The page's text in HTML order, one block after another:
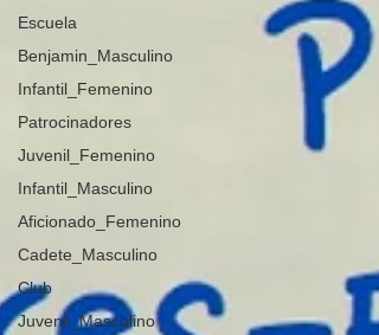
Escuela
Benjamin_Masculino
Infantil_Femenino
Patrocinadores
Juvenil_Femenino
Infantil_Masculino
Aficionado_Femenino
Cadete_Masculino
Club
Juvenil_Masculino